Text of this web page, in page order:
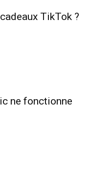
TikTok ?
ne fonctionne